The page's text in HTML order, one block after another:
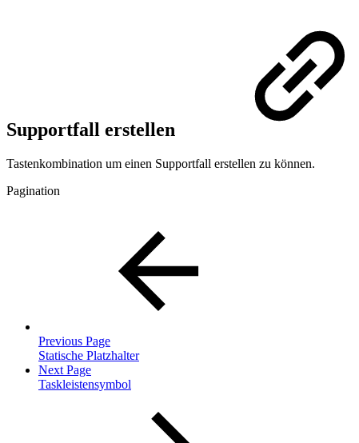
Supportfall erstellen
Tastenkombination um einen Supportfall erstellen zu können.
Pagination
Previous Page
Statische Platzhalter
Next Page
Taskleistensymbol